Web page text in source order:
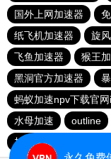
国外上网加速器
纸飞机加速器
旋
飞鱼加速器
猴王
黑洞官方加速器
蚂蚁加速npv下载官
水母加速
outline
加速器试用3小时